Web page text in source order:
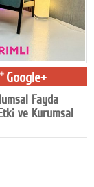
Google+
Fayda
ve Kurumsal